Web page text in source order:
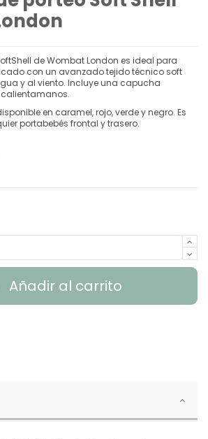
de Wombat London es ideal para
con un avanzado tejido técnico soft
y al viento. Incluye una capucha
en caramel, rojo, verde y negro. Es
portabebés frontal y trasero.
Añadir al carrito